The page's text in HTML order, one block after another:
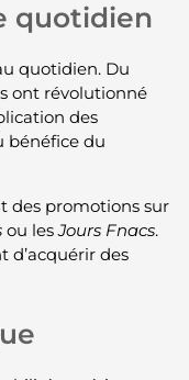
quotidien
quotidien. Du
ont révolutionné
des
bénéfice du
des promotions sur
ou lesJours Fnacs.
d’acquérir des